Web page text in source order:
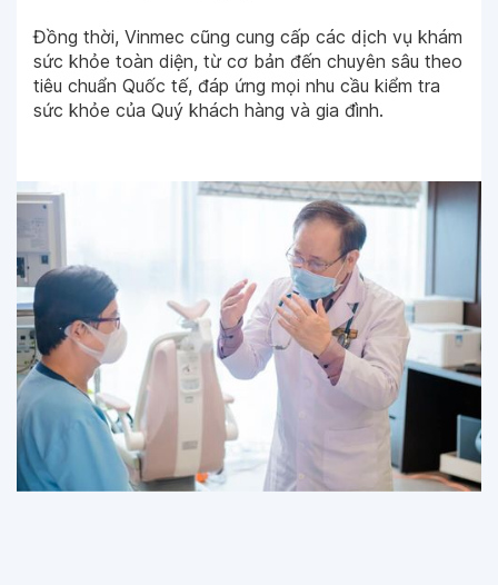
Đồng thời, Vinmec cũng cung cấp các dịch vụ khám
sức khỏe toàn diện, từ cơ bản đến chuyên sâu theo
tiêu chuẩn Quốc tế, đáp ứng mọi nhu cầu kiểm tra
sức khỏe của Quý khách hàng và gia đình.